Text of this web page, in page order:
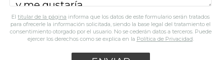
El titular de la página informa que los datos de este formulario serán tratados
para ofrecerle la información solicitada, siendo la base legal del tratamiento el
consentimiento otorgado por el usuario. No se cederán datos a terceros. Puede
ejercer los derechos como se explica en la Política de Privacidad.